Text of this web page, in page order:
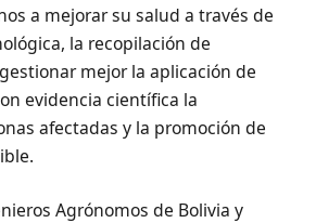
a mejorar su salud a través de
la recopilación de
mejor la aplicación de
evidencia científica la
afectadas y la promoción de
Agrónomos de Bolivia y